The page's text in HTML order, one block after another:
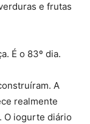
e frutas
É o 83º dia.
A
realmente
O iogurte diário